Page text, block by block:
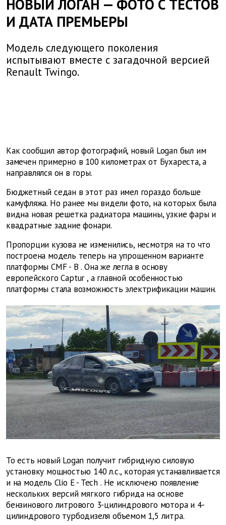
НОВЫЙ ЛОГАН — ФОТО С ТЕСТОВ
И ДАТА ПРЕМЬЕРЫ
Модель следующего поколения
испытывают вместе с загадочной версией
Renault Twingo.
Как сообщил автор фотографий, новый Logan был им
замечен примерно в 100 километрах от Бухареста, а
направлялся он в горы.
Бюджетный седан в этот раз имел гораздо больше
камуфляжа. Но ранее мы видели фото, на которых была
видна новая решетка радиатора машины, узкие фары и
квадратные задние фонари.
Пропорции кузова не изменились, несмотря на то что
построена модель теперь на упрощенном варианте
платформы CMF - B . Она же легла в основу
европейского Captur , а главной особенностью
платформы стала возможность электрификации машин.
То есть новый Logan получит гибридную силовую
установку мощностью 140 л.с., которая устанавливается
и на модель Clio E - Tech . Не исключено появление
нескольких версий мягкого гибрида на основе
бензинового литрового 3-цилиндрового мотора и 4-
цилиндрового турбодизеля объемом 1,5 литра.